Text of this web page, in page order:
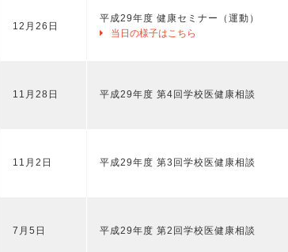
12月26日
平成29年度 健康セミナー（運動）
当日の様子はこちら
11月28日 平成29年度 第4回学校医健康相談
11月2日 平成29年度 第3回学校医健康相談
7月5日 平成29年度 第2回学校医健康相談